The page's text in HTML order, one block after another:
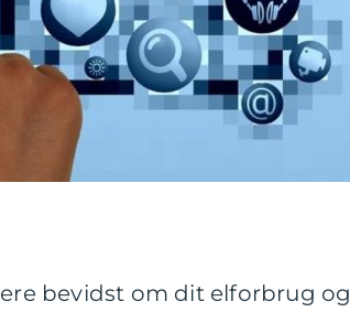
bevidst om dit elforbrug og